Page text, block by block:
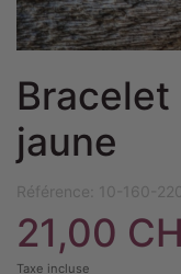
jaune
Référence: 10-160-
21,00
Taxe incluse